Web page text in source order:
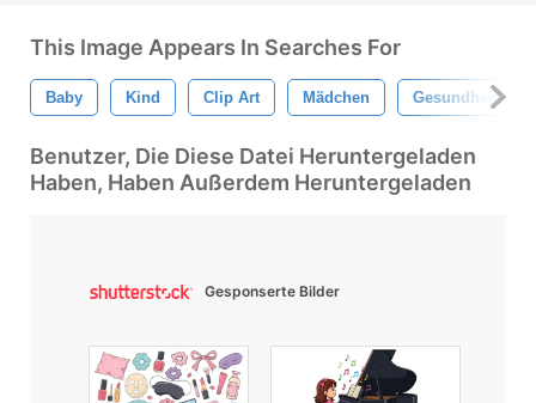
This Image Appears In Searches For
Baby Kind Clip Art Mädchen Gesundheit
Benutzer, Die Diese Datei Heruntergeladen
Haben, Haben Außerdem Heruntergeladen
Gesponserte Bilder